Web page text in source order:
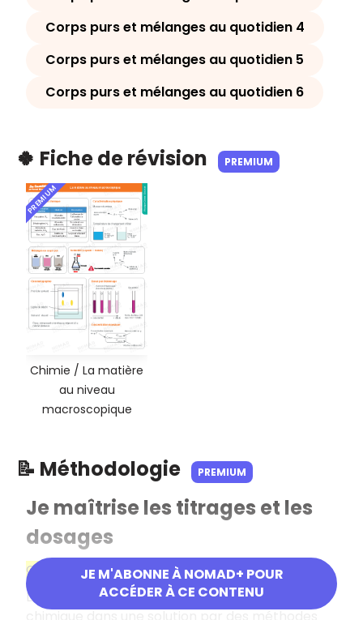
Corps purs et mélanges au quotidien 4
Corps purs et mélanges au quotidien 5
Corps purs et mélanges au quotidien 6
🍀 Fiche de révision PREMIUM
PREMIUM
Chimie / La matière
au niveau
macroscopique
📝 Méthodologie PREMIUM
JE M'ABONNE À NOMAD+ POUR
ACCÉDER À CE CONTENU
Je maîtrise les titrages et les
dosages
Objectif
Déterminer la concentration d'une espèce